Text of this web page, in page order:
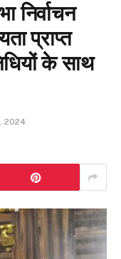
निर्वाचन
प्राप्त
के साथ
2024